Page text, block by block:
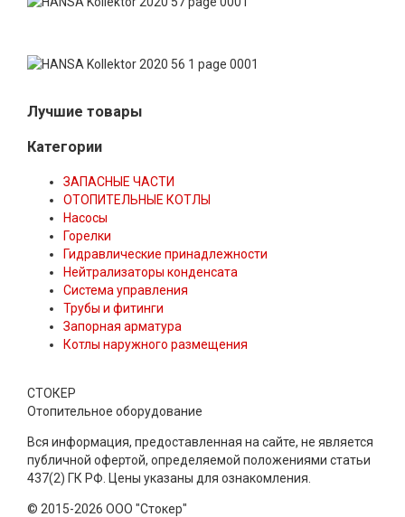
Лучшие товары
Категории
ЗАПАСНЫЕ ЧАСТИ
ОТОПИТЕЛЬНЫЕ КОТЛЫ
Насосы
Горелки
Гидравлические принадлежности
Нейтрализаторы конденсата
Система управления
Трубы и фитинги
Запорная арматура
Котлы наружного размещения
СТОКЕР
Отопительное оборудование
Вся информация, предоставленная на сайте, не является
публичной офертой, определяемой положениями статьи
437(2) ГК РФ. Цены указаны для ознакомления.
© 2015-2026 ООО "Стокер"